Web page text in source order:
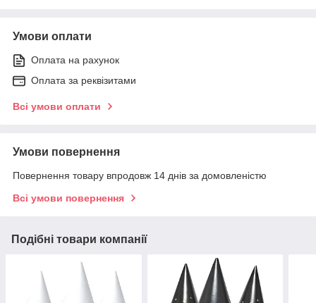
Умови оплати
Оплата на рахунок
Оплата за реквізитами
Всі умови оплати
Умови повернення
Повернення товару впродовж 14 днів за домовленістю
Всі умови повернення
Подібні товари компанії